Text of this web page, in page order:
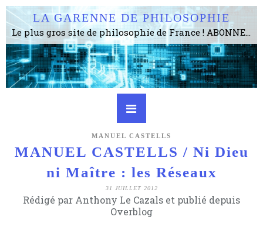
LA GARENNE DE PHILOSOPHIE
Le plus gros site de philosophie de France ! ABONNEZ-VOUS ! 4115 Articles, 1634 abonné·e·s, depuis 2006 . . . . . . . . 2 852 214 pages vues jusqu'à présent. Prestance et être apte à un plus grand nombre de choses.
MANUEL CASTELLS
MANUEL CASTELLS / Ni Dieu
ni Maître : les Réseaux
31 JUILLET 2012
Rédigé par Anthony Le Cazals et publié depuis
Overblog